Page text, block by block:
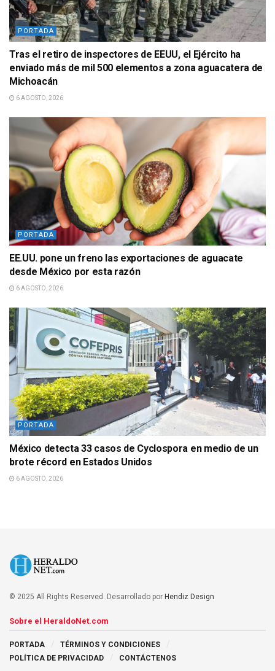
PORTADA
Tras el retiro de inspectores de EEUU, el Ejército ha
enviado más de mil 500 elementos a zona aguacatera de
Michoacán
6 AGOSTO, 2026
PORTADA
EE.UU. pone un freno las exportaciones de aguacate
desde México por esta razón
6 AGOSTO, 2026
PORTADA
México detecta 33 casos de Cyclospora en medio de un
brote récord en Estados Unidos
6 AGOSTO, 2026
© 2025 All Rights Reserved. Desarrollado por Hendiz Design
Sobre el HeraldoNet.com
PORTADA
TÉRMINOS Y CONDICIONES
POLÍTICA DE PRIVACIDAD
CONTÁCTENOS